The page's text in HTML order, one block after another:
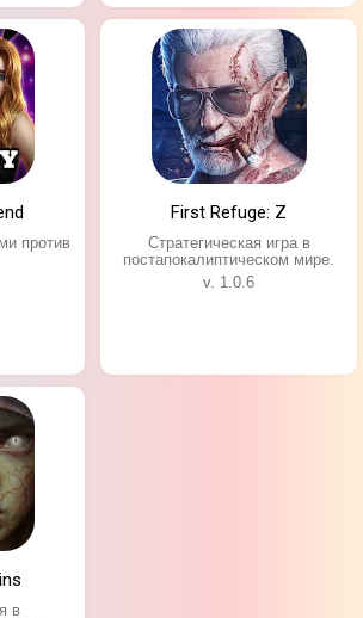
собрать собственную команду
пошаговая механика;
крафта;
мир больших размеров;
линия.
против
First Refuge: Z
Стратегическая игра в
постапокалиптическом мире.
v. 1.0.6
в